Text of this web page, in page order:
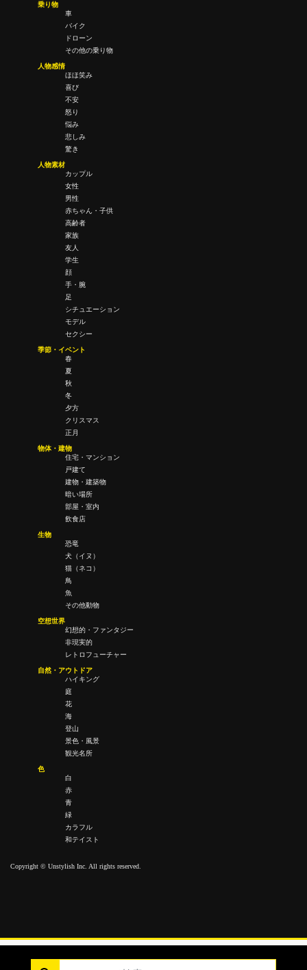
乗り物
車
バイク
ドローン
その他の乗り物
人物感情
ほほ笑み
喜び
不安
怒り
悩み
悲しみ
驚き
人物素材
カップル
女性
男性
赤ちゃん・子供
高齢者
家族
友人
学生
顔
手・腕
足
シチュエーション
モデル
セクシー
季節・イベント
春
夏
秋
冬
夕方
クリスマス
正月
物体・建物
住宅・マンション
戸建て
建物・建築物
暗い場所
部屋・室内
飲食店
生物
恐竜
犬（イヌ）
猫（ネコ）
鳥
魚
その他動物
空想世界
幻想的・ファンタジー
非現実的
レトロフューチャー
自然・アウトドア
ハイキング
庭
花
海
登山
景色・風景
観光名所
色
白
赤
青
緑
カラフル
和テイスト
Copyright © Unstylish Inc. All rights reserved.